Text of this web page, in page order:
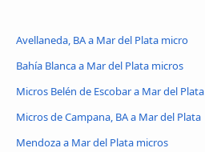
Avellaneda, BA a Mar del Plata micro
Bahía Blanca a Mar del Plata micros
Micros Belén de Escobar a Mar del Plata
Micros de Campana, BA a Mar del Plata
Mendoza a Mar del Plata micros